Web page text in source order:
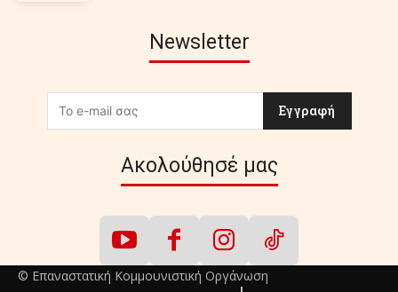
Newsletter
Εγγραφή
Ακολούθησέ μας
© Επαναστατική Κομμουνιστική Οργάνωση